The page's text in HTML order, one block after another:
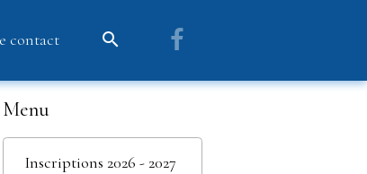
contact
Menu
Inscriptions 2026 - 2027